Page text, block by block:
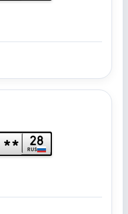
** 28
RUS